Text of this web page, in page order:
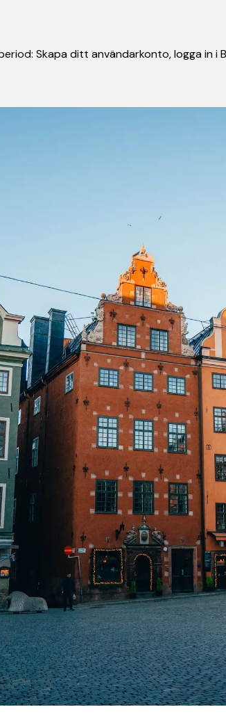
Skapa ditt användarkonto, logga in i